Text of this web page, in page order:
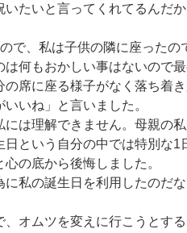
たいと言ってくれてるんだ
で、私は子供の隣に座ったの
何もおかしい事はないので
席に座る様子がなく落ち着
いね」と言いました。
は理解できません。母親の
という自分の中では特別な
の底から後悔しました。
私の誕生日を利用したのだ
オムツを変えに行こうとす